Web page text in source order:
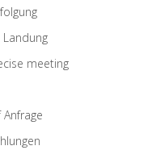
meeting